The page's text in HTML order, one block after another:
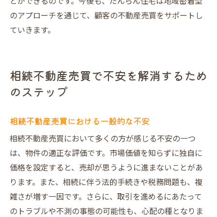
のアプローチを通じて、顧客の不動産売買をサポートし
ていきます。
相続不動産売買で不安を解消するため
のステップ
相続不動産売買における一般的な不安
相続不動産売買において多くの方が感じる不安の一つ
は、物件の適正な評価です。市場価値を知らずに独自に
価格を設定すると、売却が思うように進まないことがあ
ります。また、相続に伴う法的手続きや税務問題も、複
雑さが増す一因です。さらに、取引を進めるにあたって
のトラブルや不測の事態の可能性も、心配の種となりま